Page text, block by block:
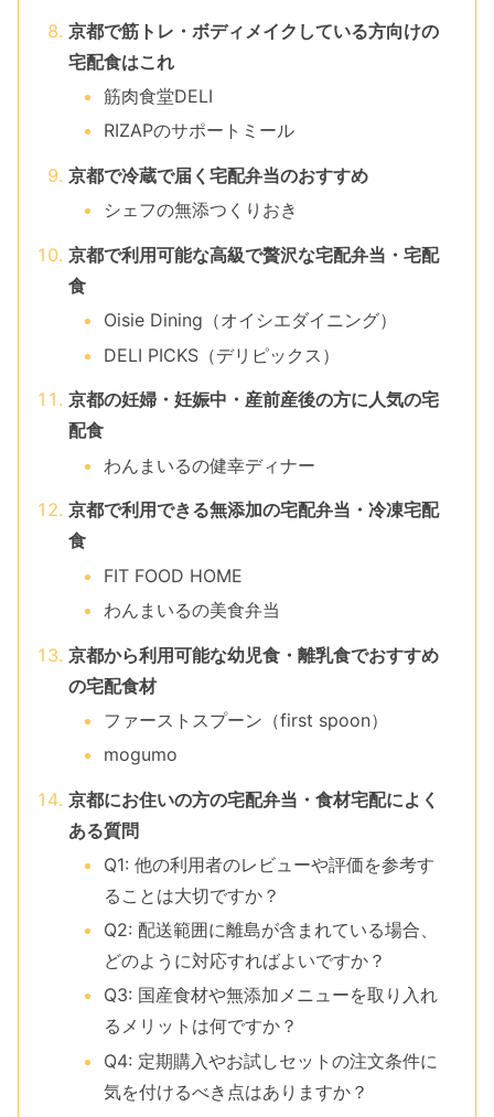
京都で筋トレ・ボディメイクしている方向けの
宅配食はこれ
筋肉食堂DELI
RIZAPのサポートミール
京都で冷蔵で届く宅配弁当のおすすめ
シェフの無添つくりおき
京都で利用可能な高級で贅沢な宅配弁当・宅配
食
Oisie Dining（オイシエダイニング）
DELI PICKS（デリピックス）
京都の妊婦・妊娠中・産前産後の方に人気の宅
配食
わんまいるの健幸ディナー
京都で利用できる無添加の宅配弁当・冷凍宅配
食
FIT FOOD HOME
わんまいるの美食弁当
京都から利用可能な幼児食・離乳食でおすすめ
の宅配食材
ファーストスプーン（first spoon）
mogumo
京都にお住いの方の宅配弁当・食材宅配によく
ある質問
Q1: 他の利用者のレビューや評価を参考す
ることは大切ですか？
Q2: 配送範囲に離島が含まれている場合、
どのように対応すればよいですか？
Q3: 国産食材や無添加メニューを取り入れ
るメリットは何ですか？
Q4: 定期購入やお試しセットの注文条件に
気を付けるべき点はありますか？